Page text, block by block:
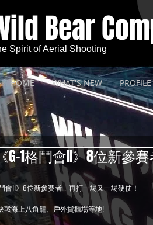
HOME WHAT'S NEW PROFILE
Bear
Spirit of Aerial Shooting
《G-1格鬥會II》8位新
會II》8位新參賽者﹐再打一場又一場硬仗！
戰海上八角籠、戶外貨櫃場等地!